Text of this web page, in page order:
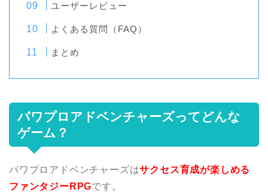
ユーザーレビュー
よくある質問（FAQ）
まとめ
パワプロアドベンチャーズってどんな
ゲーム？
パワプロアドベンチャーズはサクセス育成が楽しめる
ファンタジーRPGです。